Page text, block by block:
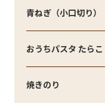
青ねぎ（小口切り）
おうちパスタ たらこ
焼きのり